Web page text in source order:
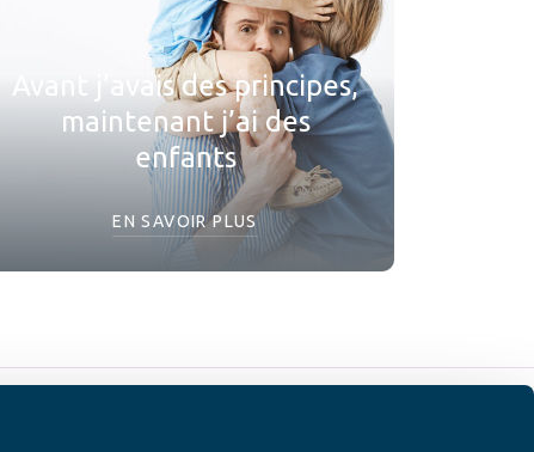
Avant j’avais des principes,
maintenant j’ai des
enfants
EN SAVOIR PLUS